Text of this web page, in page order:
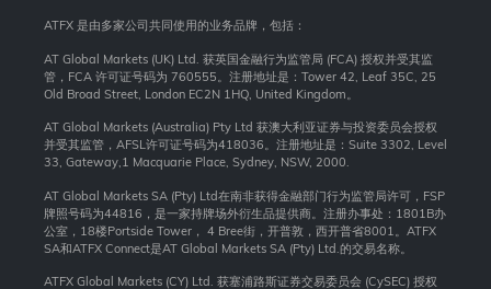
ATFX 是由多家公司共同使用的业务品牌，包括：
AT Global Markets (UK) Ltd. 获英国金融行为监管局 (FCA) 授权并受其监
管，FCA 许可证号码为 760555。注册地址是：Tower 42, Leaf 35C, 25
Old Broad Street, London EC2N 1HQ, United Kingdom。
AT Global Markets (Australia) Pty Ltd 获澳大利亚证券与投资委员会授权
并受其监管，AFSL许可证号码为418036。注册地址是：Suite 3302, Level
33, Gateway,1 Macquarie Place, Sydney, NSW, 2000.
AT Global Markets SA (Pty) Ltd在南非获得金融部门行为监管局许可，FSP
牌照号码为44816，是一家持牌场外衍生品提供商。注册办事处：1801B办
公室，18楼Portside Tower， 4 Bree街，开普敦，西开普省8001。ATFX
SA和ATFX Connect是AT Global Markets SA (Pty) Ltd.的交易名称。
ATFX Global Markets (CY) Ltd. 获塞浦路斯证券交易委员会 (CySEC) 授权